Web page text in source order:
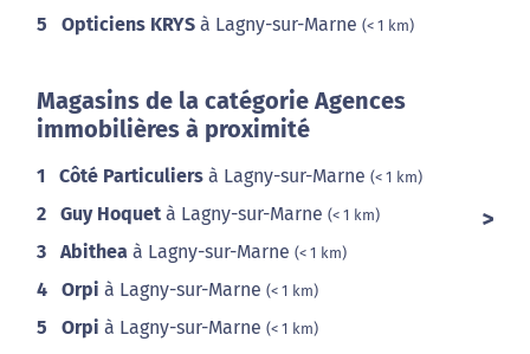
5 Opticiens KRYS à Lagny-sur-Marne (< 1 km)
Magasins de la catégorie Agences
immobilières à proximité
1 Côté Particuliers à Lagny-sur-Marne (< 1 km)
2 Guy Hoquet à Lagny-sur-Marne (< 1 km)
3 Abithea à Lagny-sur-Marne (< 1 km)
4 Orpi à Lagny-sur-Marne (< 1 km)
5 Orpi à Lagny-sur-Marne (< 1 km)